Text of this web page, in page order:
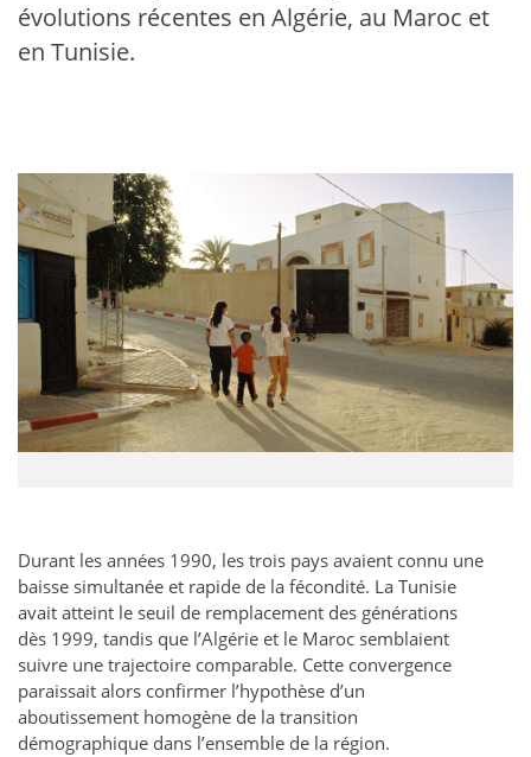
évolutions récentes en Algérie, au Maroc et
en Tunisie.
Durant les années 1990, les trois pays avaient connu une
baisse simultanée et rapide de la fécondité. La Tunisie
avait atteint le seuil de remplacement des générations
dès 1999, tandis que l’Algérie et le Maroc semblaient
suivre une trajectoire comparable. Cette convergence
paraissait alors confirmer l’hypothèse d’un
aboutissement homogène de la transition
démographique dans l’ensemble de la région.